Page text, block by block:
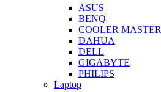
ASUS
BENQ
COOLER MASTER
DAHUA
DELL
GIGABYTE
PHILIPS
Laptop